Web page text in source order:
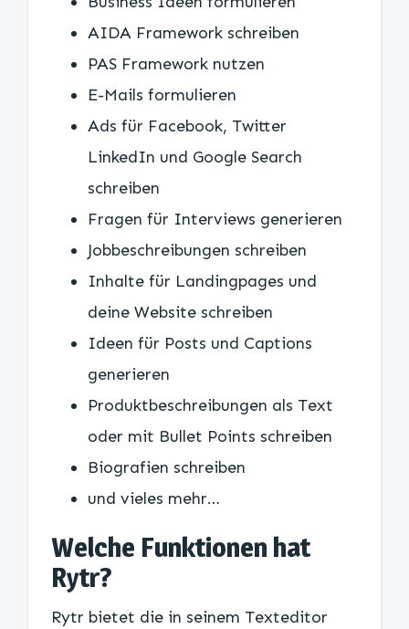
AIDA Framework schreiben
PAS Framework nutzen
E-Mails formulieren
Ads für Facebook, Twitter
LinkedIn und Google Search
schreiben
Fragen für Interviews generieren
Jobbeschreibungen schreiben
Inhalte für Landingpages und
deine Website schreiben
Ideen für Posts und Captions
generieren
Produktbeschreibungen als Text
oder mit Bullet Points schreiben
Biografien schreiben
und vieles mehr…
Welche Funktionen hat
Rytr?
Rytr bietet die in seinem Texteditor